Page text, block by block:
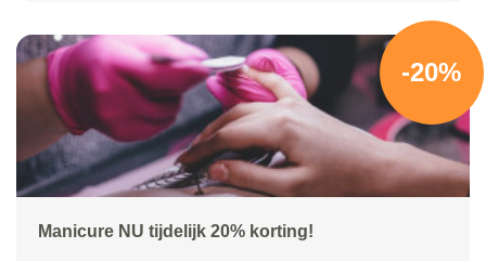
-20%
Manicure NU tijdelijk 20% korting!